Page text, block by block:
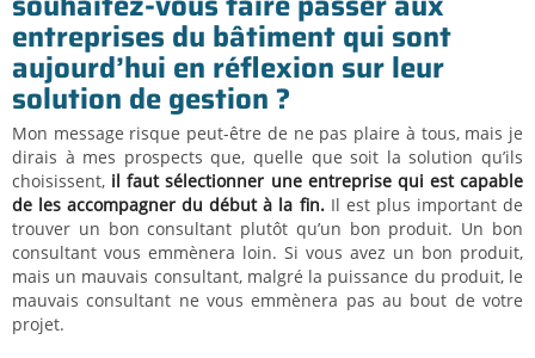
entreprises du bâtiment qui sont
aujourd’hui en réflexion sur leur
solution de gestion ?
Mon message risque peut-être de ne pas plaire à tous, mais je
dirais à mes prospects que, quelle que soit la solution qu’ils
choisissent, il faut sélectionner une entreprise qui est capable
de les accompagner du début à la fin.Il est plus important de
trouver un bon consultant plutôt qu’un bon produit. Un bon
consultant vous emmènera loin. Si vous avez un bon produit,
mais un mauvais consultant, malgré la puissance du produit, le
mauvais consultant ne vous emmènera pas au bout de votre
projet.